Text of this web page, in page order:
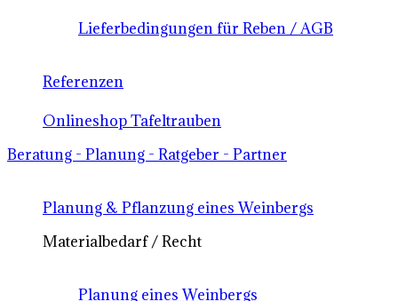
Lieferbedingungen für Reben / AGB
Referenzen
Onlineshop Tafeltrauben
Beratung - Planung - Ratgeber - Partner
Planung & Pflanzung eines Weinbergs
Materialbedarf / Recht
Planung eines Weinbergs